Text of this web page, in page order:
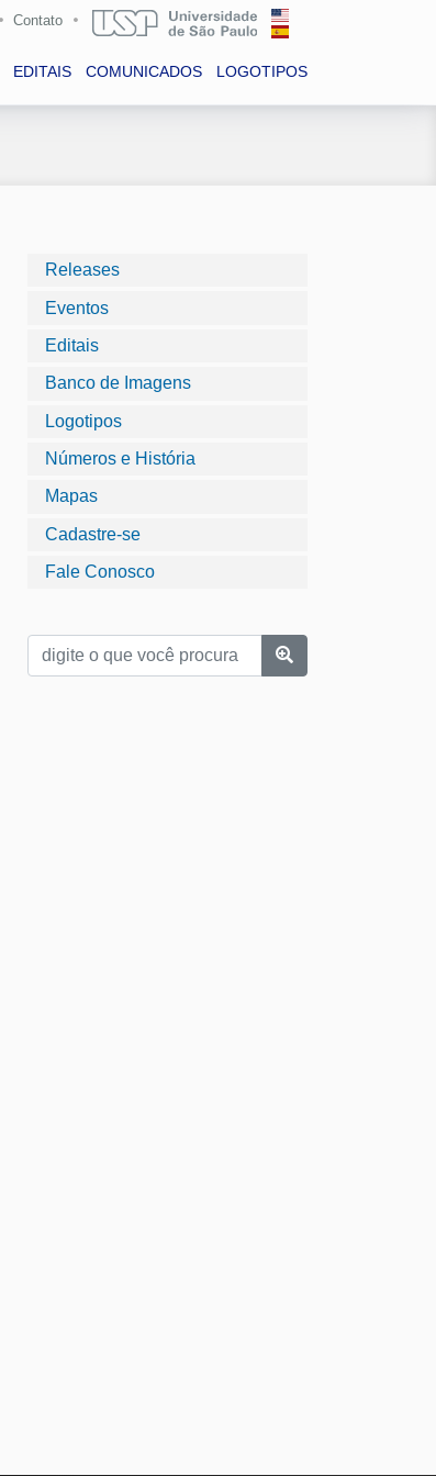
Contato
EDITAIS COMUNICADOS LOGOTIPOS
Releases
Eventos
Editais
Banco de Imagens
Logotipos
Números e História
Mapas
Cadastre-se
Fale Conosco